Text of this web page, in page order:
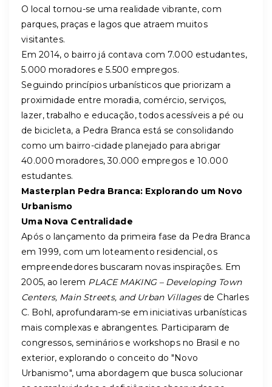
O local tornou-se uma realidade vibrante, com
parques, praças e lagos que atraem muitos
visitantes.
Em 2014, o bairro já contava com 7.000 estudantes,
5.000 moradores e 5.500 empregos.
Seguindo princípios urbanísticos que priorizam a
proximidade entre moradia, comércio, serviços,
lazer, trabalho e educação, todos acessíveis a pé ou
de bicicleta, a Pedra Branca está se consolidando
como um bairro-cidade planejado para abrigar
40.000 moradores, 30.000 empregos e 10.000
estudantes.
Masterplan Pedra Branca: Explorando um Novo
Urbanismo
Uma Nova Centralidade
Após o lançamento da primeira fase da Pedra Branca
em 1999, com um loteamento residencial, os
empreendedores buscaram novas inspirações. Em
2005, ao lerem PLACE MAKING – Developing Town
Centers, Main Streets, and Urban Villagesde Charles
C. Bohl, aprofundaram-se em iniciativas urbanísticas
mais complexas e abrangentes. Participaram de
congressos, seminários e workshops no Brasil e no
exterior, explorando o conceito do "Novo
Urbanismo", uma abordagem que busca solucionar